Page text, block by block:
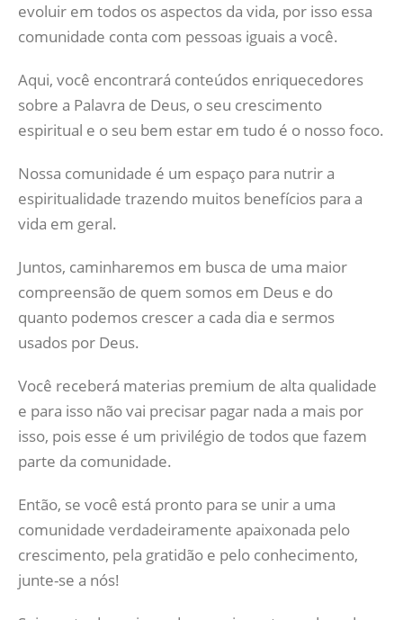
evoluir em todos os aspectos da vida, por isso essa
comunidade conta com pessoas iguais a você.
Aqui, você encontrará conteúdos enriquecedores
sobre a Palavra de Deus, o seu crescimento
espiritual e o seu bem estar em tudo é o nosso foco.
Nossa comunidade é um espaço para nutrir a
espiritualidade trazendo muitos benefícios para a
vida em geral.
Juntos, caminharemos em busca de uma maior
compreensão de quem somos em Deus e do
quanto podemos crescer a cada dia e sermos
usados por Deus.
Você receberá materias premium de alta qualidade
e para isso não vai precisar pagar nada a mais por
isso, pois esse é um privilégio de todos que fazem
parte da comunidade.
Então, se você está pronto para se unir a uma
comunidade verdadeiramente apaixonada pelo
crescimento, pela gratidão e pelo conhecimento,
junte-se a nós!